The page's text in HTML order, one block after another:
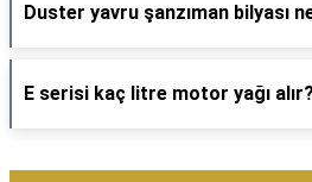
Duster yavru şanzıman bilyası
E serisi kaç litre motor yağı alır?